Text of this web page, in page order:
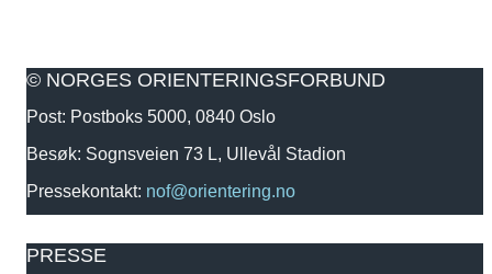
© NORGES ORIENTERINGSFORBUND
Post: Postboks 5000, 0840 Oslo
Besøk: Sognsveien 73 L, Ullevål Stadion
Pressekontakt: nof@orientering.no
PRESSE